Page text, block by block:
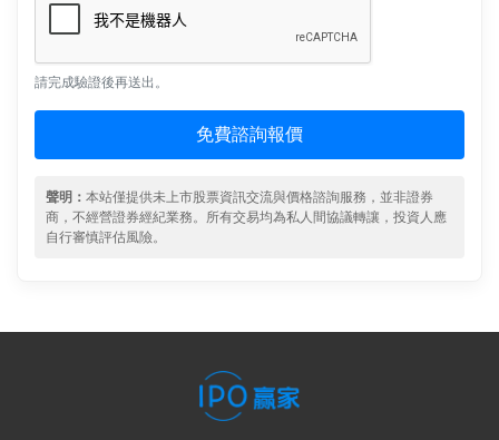
請完成驗證後再送出。
免費諮詢報價
聲明： 本站僅提供未上市股票資訊交流與價格諮詢服務，並非證券
商，不經營證券經紀業務。所有交易均為私人間協議轉讓，投資人應
自行審慎評估風險。